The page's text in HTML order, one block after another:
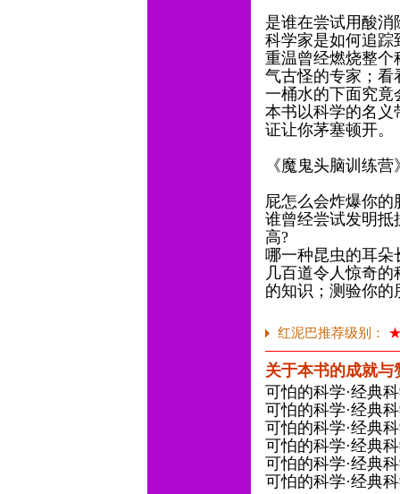
是谁在尝试用酸
科学家是如何追
重温曾经燃烧整个
气古怪的专家；看
一桶水的下面究
本书以科学的名义
证让你茅塞顿开。
《魔鬼头脑训练
屁怎么会炸爆你的
谁曾经尝试发明抵
高?
哪一种昆虫的耳朵
几百道令人惊奇
的知识；测验你
红泥巴推荐级别：
关于本书的成就与
可怕的科学·经典
可怕的科学·经典
可怕的科学·经典
可怕的科学·经典
可怕的科学·经典
可怕的科学·经典